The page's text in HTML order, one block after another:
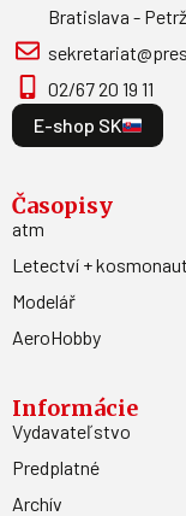
Bratislava -
02/67 20 19 11
E-shop SK
Časopisy
atm
Letectví +
Modelář
AeroHobby
Informácie
Vydavateľstvo
Predplatné
Archív